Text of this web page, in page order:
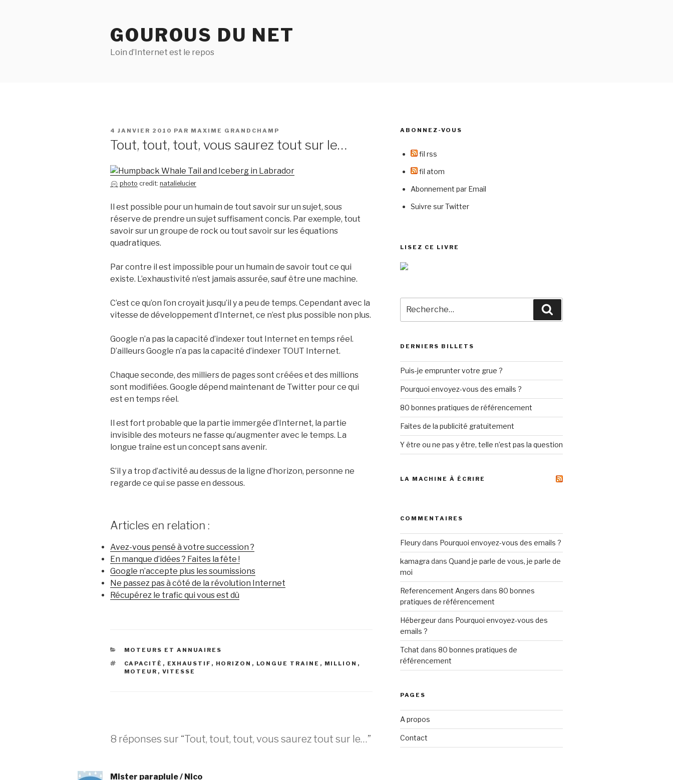
GOUROUS DU NET
Loin d’Internet est le repos
PUBLIÉ
4 JANVIER 2010 PAR MAXIME GRANDCHAMP
Tout, tout, tout, vous saurez tout sur le…
photo credit: natalielucier
Il est possible pour un humain de tout savoir sur un sujet, sous
réserve de prendre un sujet suffisament concis. Par exemple, tout
savoir sur un groupe de rock ou tout savoir sur les équations
quadratiques.
Par contre il est impossible pour un humain de savoir tout ce qui
existe. L’exhaustivité n’est jamais assurée, sauf être une machine.
C’est ce qu’on l’on croyait jusqu’il y a peu de temps. Cependant avec la
vitesse de développement d’Internet, ce n’est plus possible non plus.
Google n’a pas la capacité d’indexer tout Internet en temps réel.
D’ailleurs Google n’a pas la capacité d’indexer TOUT Internet.
Chaque seconde, des milliers de pages sont créées et des millions
sont modifiées. Google dépend maintenant de Twitter pour ce qui
est en temps réel.
Il est fort probable que la partie immergée d’Internet, la partie
invisible des moteurs ne fasse qu’augmenter avec le temps. La
longue traîne est un concept sans avenir.
S’il y a trop d’activité au dessus de la ligne d’horizon, personne ne
regarde ce qui se passe en dessous.
Articles en relation :
Avez-vous pensé à votre succession ?
En manque d’idées ? Faites la fête !
Google n’accepte plus les soumissions
Ne passez pas à côté de la révolution Internet
Récupérez le trafic qui vous est dû
CATÉGORIES
MOTEURS ET ANNUAIRES
ÉTIQUETTES
CAPACITÉ , EXHAUSTIF , HORIZON , LONGUE TRAINE , MILLION ,
MOTEUR , VITESSE
8 réponses sur “Tout, tout, tout, vous saurez tout sur le…”
Mister parapluie / Nico
ABONNEZ-VOUS
fil rss
fil atom
Abonnement par Email
Suivre sur Twitter
LISEZ CE LIVRE
pour
:
DERNIERS BILLETS
Puis-je emprunter votre grue ?
Pourquoi envoyez-vous des emails ?
80 bonnes pratiques de référencement
Faites de la publicité gratuitement
Y être ou ne pas y être, telle n’est pas la question
LA MACHINE À ÉCRIRE
COMMENTAIRES
Fleurydans Pourquoi envoyez-vous des emails ?
kamagra dans Quand je parle de vous, je parle de
moi
Referencement Angers dans 80 bonnes
pratiques de référencement
Hébergeurdans Pourquoi envoyez-vous des
emails ?
Tchat dans 80 bonnes pratiques de
référencement
PAGES
A propos
Contact